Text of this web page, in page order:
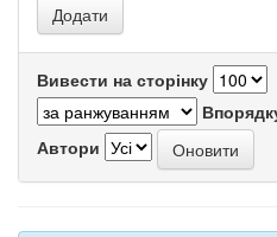
Вивести на сторінку
Автори